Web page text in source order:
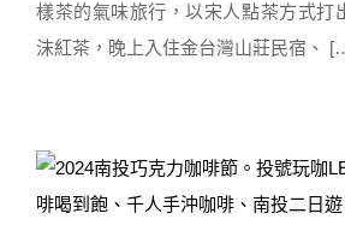
樣茶的氣味旅行，以宋人點茶方式打
沫紅茶，晚上入住金台灣山莊民宿、